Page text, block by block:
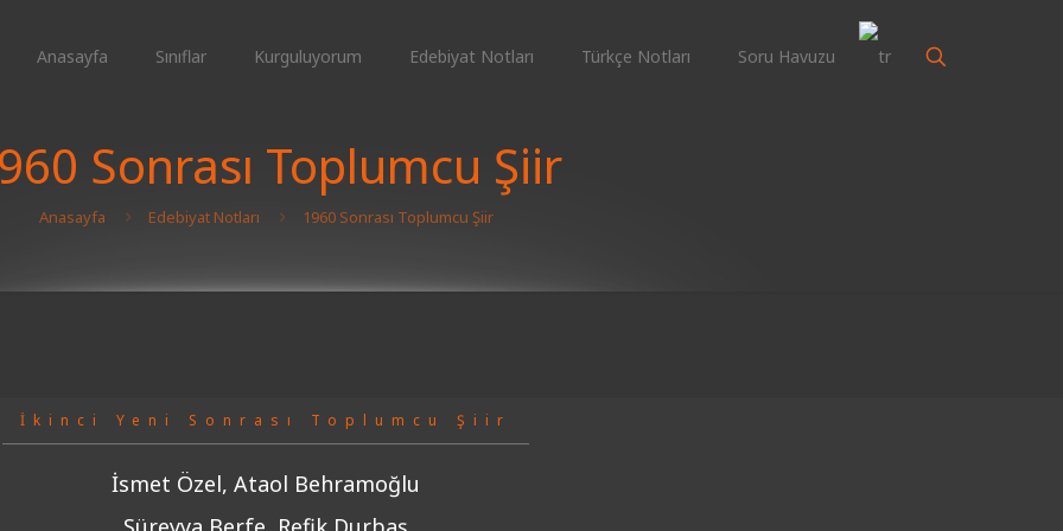
Anasayfa Sınıflar Kurguluyorum Edebiyat Notları Türkçe Notları Soru Havuzu
Sonrası Toplumcu Şiir
Anasayfa Edebiyat Notları 1960 Sonrası Toplumcu Şiir
İkinci Yeni Sonrası Toplumcu Şiir
İsmet Özel, Ataol Behramoğlu